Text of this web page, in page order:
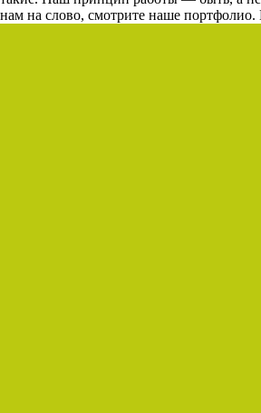
нам на слово, смотрите наше портфолио.